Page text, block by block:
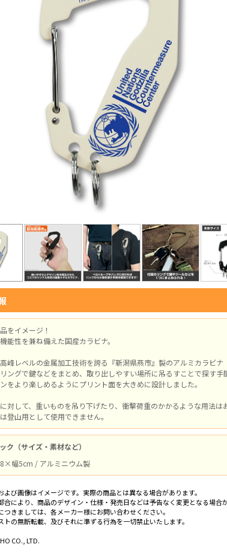
をイメージ！
能性を兼ね備えた国産カラビナ。
峰レベルの金属加工技術を誇る『新潟県燕市』製のアルミカラビナ
ングで鍵などをまとめ、取り出しやすい場所に吊るすことで探す手
をより楽しめるようにプリント面を大きめに設計しました。
対して、重いものを吊り下げたり、衝撃荷重のかかるような用法は
登山用として使用できません。
ク（サイズ・素材など）
8×幅5cm / アルミニウム製
よび画像はイメージです。実際の商品とは異なる場合があります。
合により、商品のデザイン・仕様・発売日などは予告なく変更となる場合が
つきましては、各メーカー様にお問い合わせください。
トの無断転載、及びそれに準ずる行為を一切禁止いたします。
CO., LTD.